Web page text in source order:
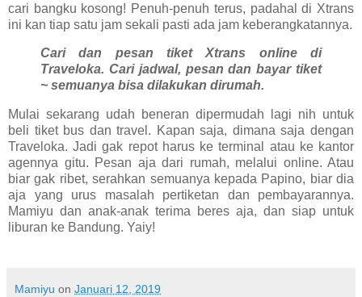
cari bangku kosong! Penuh-penuh terus, padahal di Xtrans
ini kan tiap satu jam sekali pasti ada jam keberangkatannya.
Cari dan pesan tiket Xtrans online di
Traveloka. Cari jadwal, pesan dan bayar tiket
~ semuanya bisa dilakukan dirumah.
Mulai sekarang udah beneran dipermudah lagi nih untuk
beli tiket bus dan travel. Kapan saja, dimana saja dengan
Traveloka. Jadi gak repot harus ke terminal atau ke kantor
agennya gitu. Pesan aja dari rumah, melalui online. Atau
biar gak ribet, serahkan semuanya kepada Papino, biar dia
aja yang urus masalah pertiketan dan pembayarannya.
Mamiyu dan anak-anak terima beres aja, dan siap untuk
liburan ke Bandung. Yaiy!
Mamiyu on Januari 12, 2019